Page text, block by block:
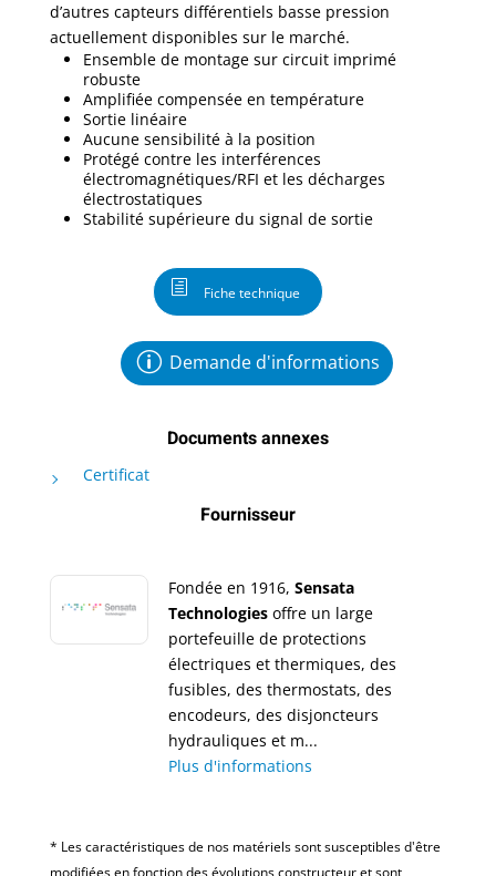
d’autres capteurs différentiels basse pression
actuellement disponibles sur le marché.
Ensemble de montage sur circuit imprimé
robuste
Amplifiée compensée en température
Sortie linéaire
Aucune sensibilité à la position
Protégé contre les interférences
électromagnétiques/RFI et les décharges
électrostatiques
Stabilité supérieure du signal de sortie
Fiche technique
Demande d'informations
Documents annexes
Certificat
Fournisseur
Fondée en 1916, Sensata
Technologies offre un large
portefeuille de protections
électriques et thermiques, des
fusibles, des thermostats, des
encodeurs, des disjoncteurs
hydrauliques et m...
Plus d'informations
* Les caractéristiques de nos matériels sont susceptibles d'être
modifiées en fonction des évolutions constructeur et sont